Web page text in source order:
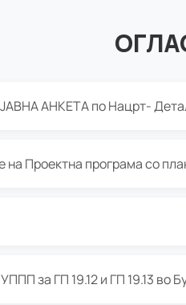
за ГП 19.12 и ГП 19.13 во